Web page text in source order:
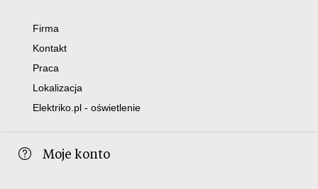
Firma
Kontakt
Praca
Lokalizacja
Elektriko.pl - oświetlenie
Moje konto